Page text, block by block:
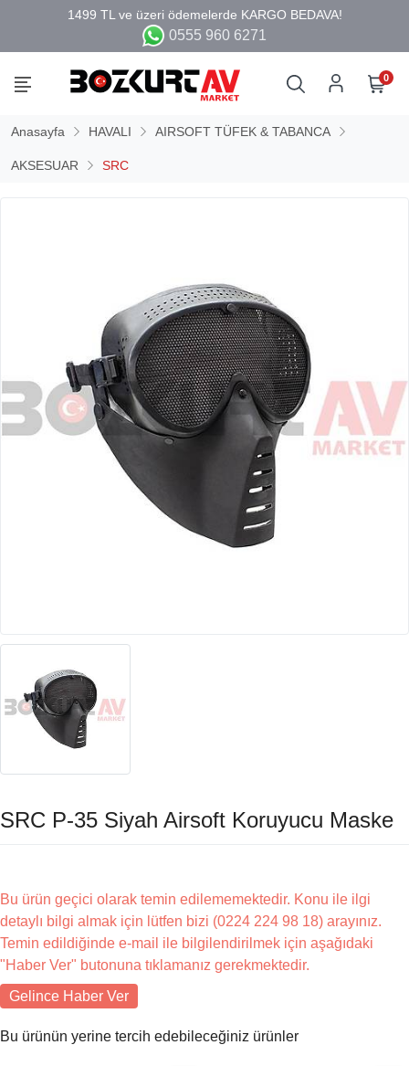
0555 960 6271
0
Anasayfa HAVALI AIRSOFT TÜFEK & TABANCA
AKSESUAR SRC
SRC P-35 Siyah Airsoft Koruyucu Maske
Bu ürün geçici olarak temin edilememektedir. Konu ile ilgi
detaylı bilgi almak için lütfen bizi (0224 224 98 18) arayınız.
Temin edildiğinde e-mail ile bilgilendirilmek için aşağıdaki
"Haber Ver" butonuna tıklamanız gerekmektedir.
Gelince Haber Ver
Bu ürünün yerine tercih edebileceğiniz ürünler